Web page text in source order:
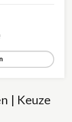
| Keuze